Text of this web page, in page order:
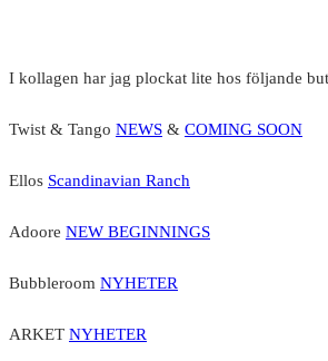
I kollagen har jag plockat lite hos följande
Twist & Tango NEWS & COMING SOON
Ellos Scandinavian Ranch
Adoore NEW BEGINNINGS
Bubbleroom NYHETER
ARKET NYHETER